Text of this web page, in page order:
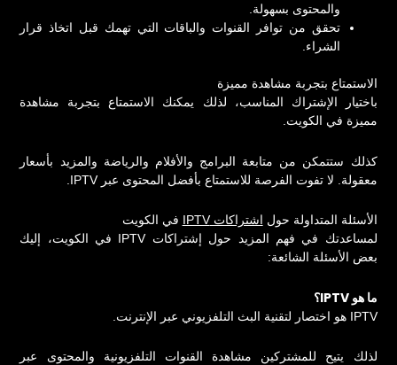
والمحتوى بسهولة.
تحقق من توافر القنوات والباقات التي تهمك قبل اتخاذ قرار
الشراء.
الاستمتاع بتجربة مشاهدة مميزة
باختيار الإشتراك المناسب، لذلك يمكنك الاستمتاع بتجربة مشاهدة
مميزة في الكويت.
كذلك ستتمكن من متابعة البرامج والأفلام والرياضة والمزيد بأسعار
معقولة. لا تفوت الفرصة للاستمتاع بأفضل المحتوى عبر IPTV.
الأسئلة المتداولة حول اشتراكات IPTV
في الكويت
لمساعدتك في فهم المزيد حول إشتراكات IPTV في الكويت، إليك
بعض الأسئلة الشائعة:
ما هو IPTV؟
IPTV هو اختصار لتقنية البث التلفزيوني عبر الإنترنت.
لذلك يتيح للمشتركين مشاهدة القنوات التلفزيونية والمحتوى عبر